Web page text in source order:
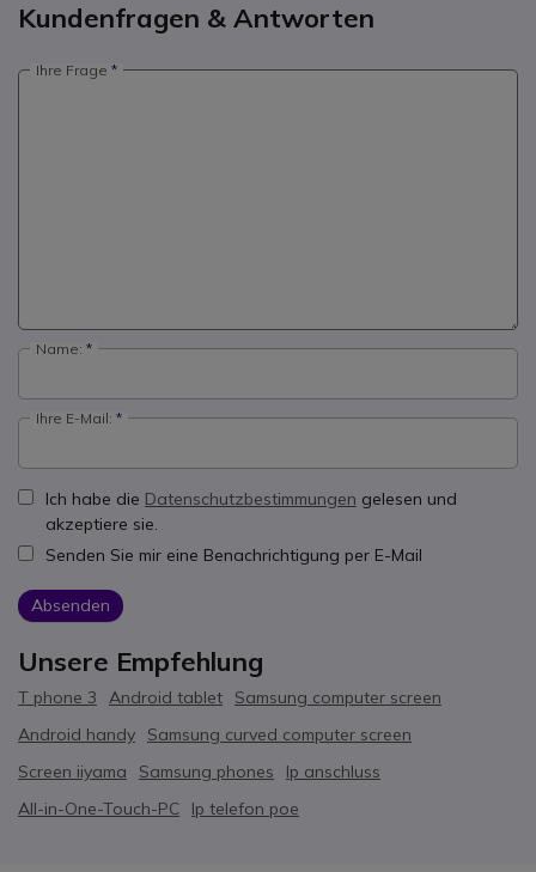
Kundenfragen & Antworten
Ihre Frage
Name:
Ihre E-Mail:
Ich habe die Datenschutzbestimmungen gelesen und
akzeptiere sie.
Senden Sie mir eine Benachrichtigung per E-Mail
Absenden
Unsere Empfehlung
T phone 3 Android tablet
Samsung computer screen
Android handy
Samsung curved computer screen
Screen iiyama
Samsung phones
Ip anschluss
All-in-One-Touch-PC
Ip telefon poe